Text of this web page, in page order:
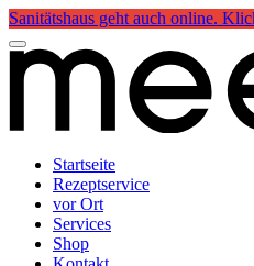
Sanitätshaus geht auch online.
Startseite
Rezeptservice
vor Ort
Services
Shop